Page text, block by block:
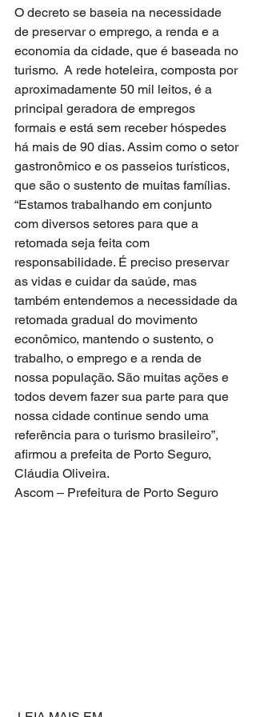
O decreto se baseia na necessidade
de preservar o emprego, a renda e a
economia da cidade, que é baseada no
turismo.  A rede hoteleira, composta por
aproximadamente 50 mil leitos, é a
principal geradora de empregos
formais e está sem receber hóspedes
há mais de 90 dias. Assim como o setor
gastronômico e os passeios turísticos,
que são o sustento de muitas famílias.
“Estamos trabalhando em conjunto
com diversos setores para que a
retomada seja feita com
responsabilidade. É preciso preservar
as vidas e cuidar da saúde, mas
também entendemos a necessidade da
retomada gradual do movimento
econômico, mantendo o sustento, o
trabalho, o emprego e a renda de
nossa população. São muitas ações e
todos devem fazer sua parte para que
nossa cidade continue sendo uma
referência para o turismo brasileiro”,
afirmou a prefeita de Porto Seguro,
Cláudia Oliveira.
Ascom – Prefeitura de Porto Seguro